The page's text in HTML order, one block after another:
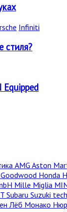
Infiniti
стиля?
Equipped
AMG Aston
Goodwood Honda
Mille Miglia
Subaru Suzuki
Лёб Монако